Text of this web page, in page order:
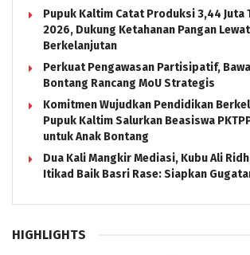
Pupuk Kaltim Catat Produksi 3,44 Juta
2026, Dukung Ketahanan Pangan
Berkelanjutan
Perkuat Pengawasan Partisipatif,
Bontang Rancang MoU Strategis
Komitmen Wujudkan Pendidikan
Pupuk Kaltim Salurkan Beasiswa
untuk Anak Bontang
Dua Kali Mangkir Mediasi, Kubu Ali
Itikad Baik Basri Rase: Siapkan
HIGHLIGHTS